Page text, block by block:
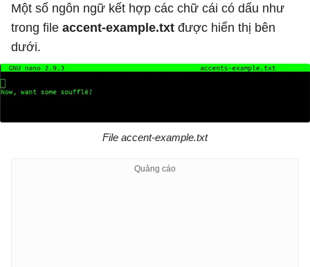
Một số ngôn ngữ kết hợp các chữ cái có dấu như
trong file accent-example.txt được hiển thị bên
dưới.
File accent-example.txt